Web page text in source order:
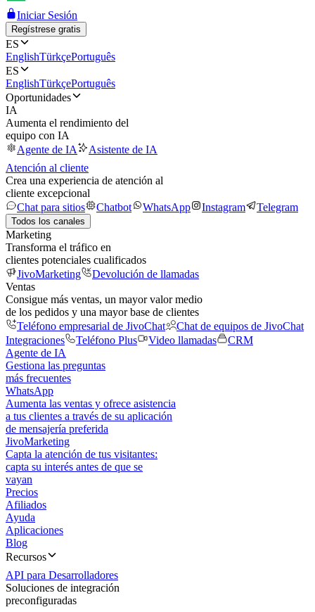
Iniciar Sesión
Regístrese gratis
ES
EnglishTürkçePortuguês
ES
EnglishTürkçePortuguês
Oportunidades
IA
Aumenta el rendimiento del
equipo con IA
Agente de IA
Asistente de IA
Atención al cliente
Crea una experiencia de atención al
cliente excepcional
Chat para sitios
Chatbot WhatsApp Instagram Telegram
Todos los canales
Marketing
Transforma el tráfico en
clientes potenciales cualificados
JivoMarketing
Devolución de llamadas
Ventas
Consigue más ventas, un mayor valor medio
de los pedidos y una mayor base de clientes
Teléfono empresarial de JivoChat
Chat de equipos de JivoChat
Integraciones
Teléfono Plus Video llamadas
CRM
Agente de IA
Gestiona las preguntas
más frecuentes
WhatsApp
Aumenta las ventas y ofrece asistencia
a tus clientes a través de su aplicación
de mensajería preferida
JivoMarketing
Capta la atención de tus visitantes:
capta su interés antes de que se
vayan
Precios
Afiliados
Ayuda
Aplicaciones
Blog
Recursos
API para Desarrolladores
Soluciones de integración
preconfiguradas